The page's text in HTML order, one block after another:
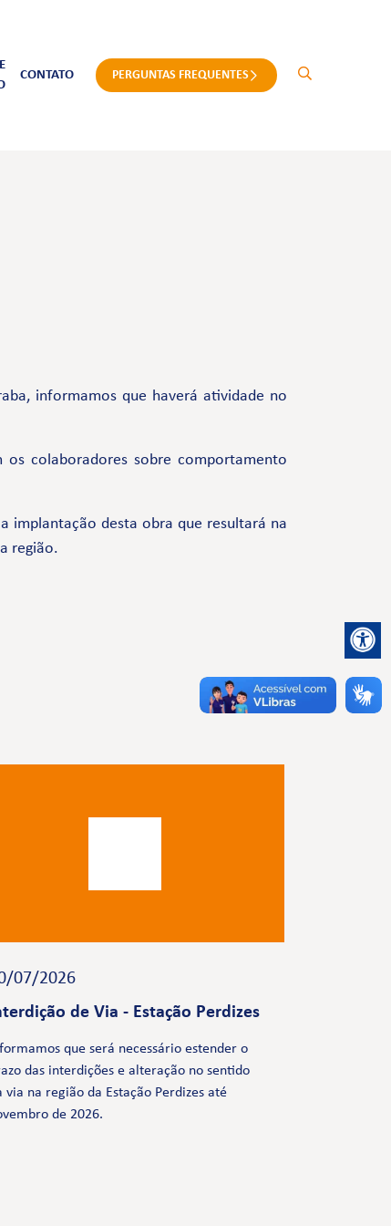
CONTATO PERGUNTAS FREQUENTES
informamos que haverá atividade no
colaboradores sobre comportamento
implantação desta obra que resultará na
região.
07/2026
de Via - Estação Perdizes
que será necessário estender o
das interdições e alteração no sentido
via na região da Estação Perdizes até
de 2026.